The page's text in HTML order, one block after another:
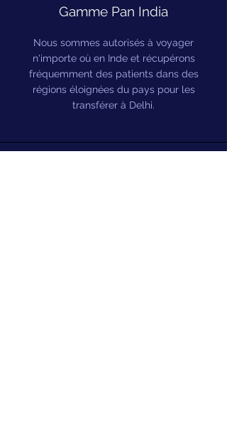
Gamme Pan India
Nous sommes autorisés à voyager
n'importe où en Inde et récupérons
fréquemment des patients dans des
régions éloignées du pays pour les
transférer à Delhi.